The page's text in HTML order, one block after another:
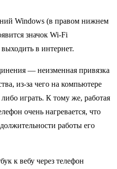
Windows (в правом нижнем
значок Wi-Fi
в интернет.
— неизменная привязка
из-за чего на компьютере
играть. К тому же, работая
очень нагревается, что
работы его